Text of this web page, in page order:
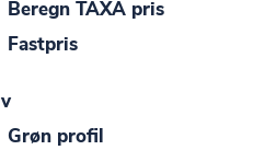
Beregn TAXA pris
Fastpris
Grøn profil